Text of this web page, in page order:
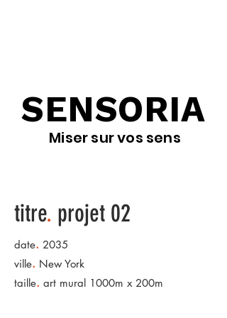
SENSORIA
Miser sur vos sens
titre. projet 02
date. 2035
ville. New York
taille. art mural 1000m x 200m